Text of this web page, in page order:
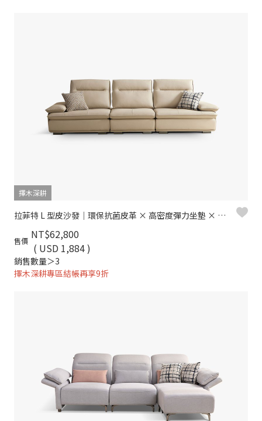
擇木深耕
拉菲特 L 型皮沙發｜環保抗菌皮革 × 高密度彈力坐墊 × 十年骨架保固 – 擇木深耕系列
售價 NT$62,800
( USD 1,884 )
銷售數量＞3
擇木深耕專區結帳再享9折